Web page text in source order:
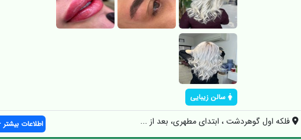
سالن زیبایی
فلکه اول گوهردشت ، ابتدای مطهری، بعد از ... اطلاعات بیشتر